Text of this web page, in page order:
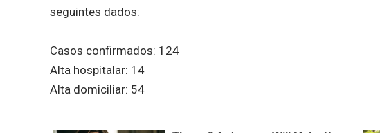
seguintes dados:
Casos confirmados: 124
Alta hospitalar: 14
Alta domiciliar: 54